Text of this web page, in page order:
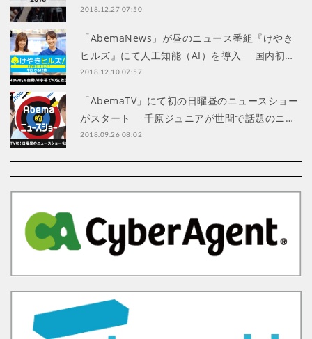
2018.12.27 07:50
「AbemaNews」が昼のニュース番組『けやき
ヒルズ』にて人工知能（AI）を導入 国内初…
2018.12.10 07:57
「AbemaTV」にて初の日曜昼のニュースショー
がスタート 千原ジュニアが世間で話題のニ…
2018.09.26 08:02